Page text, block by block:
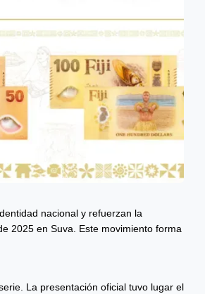
nacional y refuerzan la
2025 en Suva. Este movimiento forma
La presentación oficial tuvo lugar el